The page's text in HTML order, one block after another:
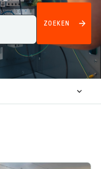
ZOEKEN